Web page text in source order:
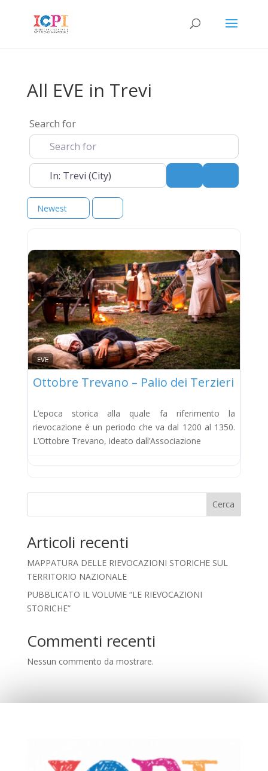
All EVE in Trevi
Search for
Near
Newest
EVE
Ottobre Trevano – Palio dei Terzieri
L’epoca storica alla quale fa riferimento la
rievocazione è un periodo che va dal 1200 al 1350.
L’Ottobre Trevano, ideato dall’Associazione
Cerca
Articoli recenti
MAPPATURA DELLE RIEVOCAZIONI STORICHE SUL
TERRITORIO NAZIONALE
PUBBLICATO IL VOLUME “LE RIEVOCAZIONI
STORICHE”
Commenti recenti
Nessun commento da mostrare.